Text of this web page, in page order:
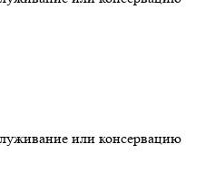
или консервацию